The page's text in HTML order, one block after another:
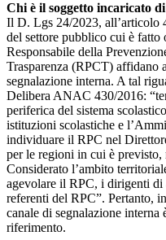
Chi è il soggetto incaricato
Il D. Lgs 24/2023, all’articolo
del settore pubblico cui è
Responsabile della
Trasparenza (RPCT) affidano
segnalazione interna. A tal
Delibera ANAC 430/2016:
periferica del sistema
istituzioni scolastiche e
individuare il RPC nel
per le regioni in cui è
Considerato l’ambito
agevolare il RPC, i dirigenti
referenti del RPC”. Pertanto,
canale di segnalazione
riferimento.